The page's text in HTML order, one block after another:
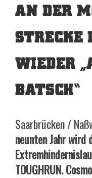
AN DER
STRECKE
IEDER
ATSCH“
Saarbrücken /
neunten Jahr
TOUGHRUN.